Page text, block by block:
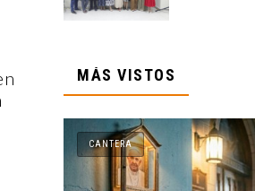
MÁS VISTOS